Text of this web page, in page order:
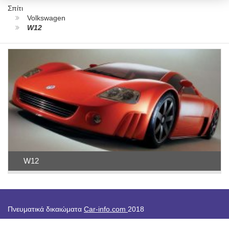
Σπίτι
Volkswagen
W12
W12
Πνευματικά δικαιώματα Car-info.com 2018